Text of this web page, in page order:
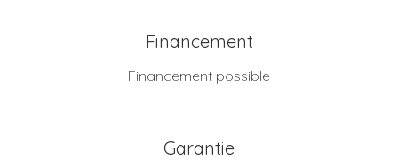
Financement
Financement possible
Garantie